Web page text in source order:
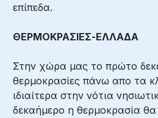
επίπεδα.
ΘΕΡΜΟΚΡΑΣΙΕΣ-ΕΛΛΑΔΑ
Στην χώρα μας το πρώτο
θερμοκρασίες πάνω απο τα
ιδιαίτερα στην νότια
δεκαήμερο η θερμοκρασία